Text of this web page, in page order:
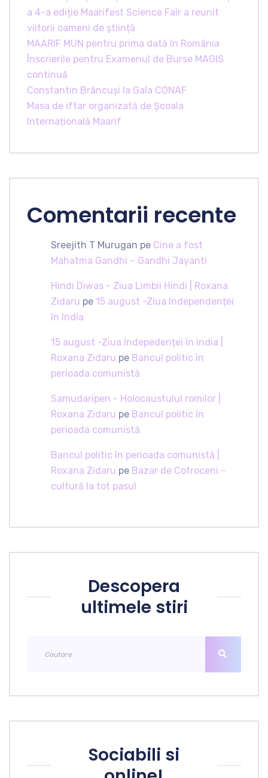
a 4-a ediție Maarifest Science Fair a reunit
viitorii oameni de știință
MAARIF MUN pentru prima dată în România
Înscrierile pentru Examenul de Burse MAGIS
continuă
Constantin Brâncuși la Gala CONAF
Masa de iftar organizată de Școala
Internațională Maarif
Comentarii recente
Sreejith T Murugan pe Cine a fost
Mahatma Gandhi – Gandhi Jayanti
Hindi Diwas - Ziua Limbii Hindi | Roxana
Zidaru pe 15 august -Ziua Independenței
în India
15 august -Ziua Indepedenței în India |
Roxana Zidaru pe Bancul politic în
perioada comunistă
Samudaripen - Holocaustulul romilor |
Roxana Zidaru pe Bancul politic în
perioada comunistă
Bancul politic în perioada comunistă |
Roxana Zidaru pe Bazar de Cotroceni –
cultură la tot pasul
Descopera
ultimele stiri
Sociabili si